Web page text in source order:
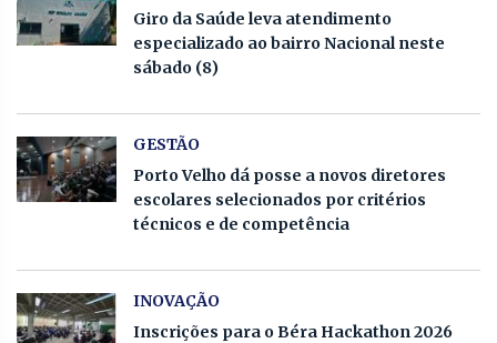
Giro da Saúde leva atendimento
especializado ao bairro Nacional neste
sábado (8)
GESTÃO
Porto Velho dá posse a novos diretores
escolares selecionados por critérios
técnicos e de competência
INOVAÇÃO
Inscrições para o Béra Hackathon 2026